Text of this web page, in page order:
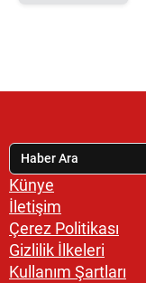
Künye
İletişim
Çerez Politikası
Gizlilik İlkeleri
Kullanım Şartları